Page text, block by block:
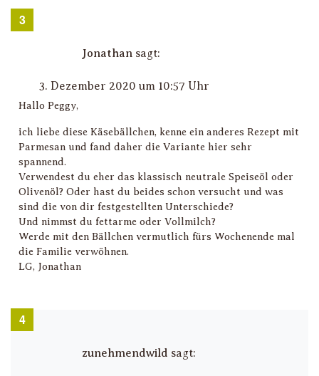
Jonathan sagt:
3. Dezember 2020 um 10:57 Uhr
Hallo Peggy,
ich liebe diese Käsebällchen, kenne ein anderes Rezept mit
Parmesan und fand daher die Variante hier sehr
spannend.
Verwendest du eher das klassisch neutrale Speiseöl oder
Olivenöl? Oder hast du beides schon versucht und was
sind die von dir festgestellten Unterschiede?
Und nimmst du fettarme oder Vollmilch?
Werde mit den Bällchen vermutlich fürs Wochenende mal
die Familie verwöhnen.
LG, Jonathan
zunehmendwild sagt: